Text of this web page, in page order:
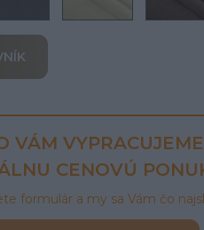
VÁM VYPRACUJEME
CENOVÚ
formulár a my sa Vám čo